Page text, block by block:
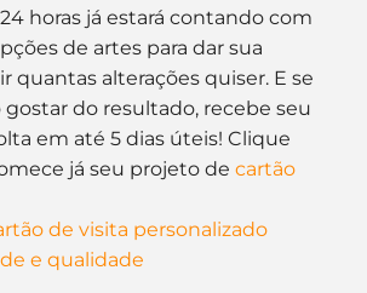
horas já estará contando com
de artes para dar sua
quantas alterações quiser. E se
gostar do resultado, recebe seu
em até 5 dias úteis! Clique
já seu projeto de cartão
de visita personalizado
e qualidade